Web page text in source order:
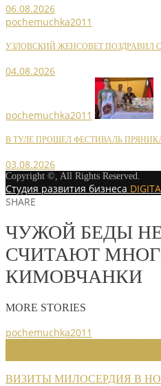
06.08.2026
pochemuchka2011
УЗЛОВСКИЙ ЖЕНСОВЕТ ПОЗДРАВИЛ
04.08.2026
pochemuchka2011
В ТУЛЕ ПРОШЕЛ ФЕСТИВАЛЬ
03.08.2026
Copyright ©, All Rights Reserved.
Студия развития бизнеса
SHARE
ЧУЖОЙ БЕДЫ
СЧИТАЮТ
КИМОВЧАНКИ
MORE STORIES
pochemuchka2011
ВИЗИТЫ МИЛОСЕРДИЯ В